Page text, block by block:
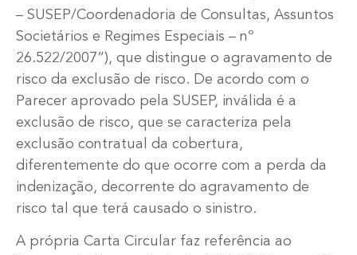
– SUSEP/Coordenadoria de Consultas, Assuntos
Societários e Regimes Especiais – nº
26.522/2007”), que distingue o agravamento de
risco da exclusão de risco. De acordo com o
Parecer aprovado pela SUSEP, inválida é a
exclusão de risco, que se caracteriza pela
exclusão contratual da cobertura,
diferentemente do que ocorre com a perda da
indenização, decorrente do agravamento de
risco tal que terá causado o sinistro.
A própria Carta Circular faz referência ao